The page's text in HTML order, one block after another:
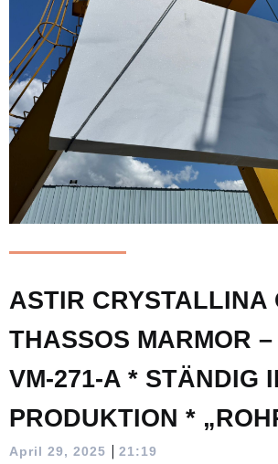
ASTIR CRYSTALLINA
THASSOS MARMOR
VM-271-A * STÄNDIG
PRODUKTION *
April 29, 2025 | 21:19